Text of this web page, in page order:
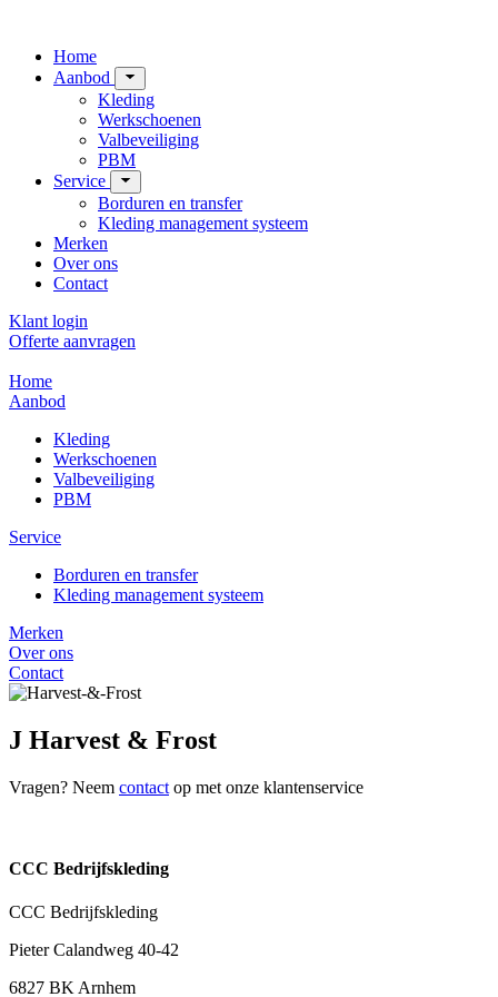
Home
Aanbod
Kleding
Werkschoenen
Valbeveiliging
PBM
Service
Borduren en transfer
Kleding management systeem
Merken
Over ons
Contact
Klant login
Offerte aanvragen
Home
Aanbod
Kleding
Werkschoenen
Valbeveiliging
PBM
Service
Borduren en transfer
Kleding management systeem
Merken
Over ons
Contact
J Harvest & Frost
Vragen? Neem contact op met onze klantenservice
CCC Bedrijfskleding
CCC Bedrijfskleding
Pieter Calandweg 40-42
6827 BK Arnhem